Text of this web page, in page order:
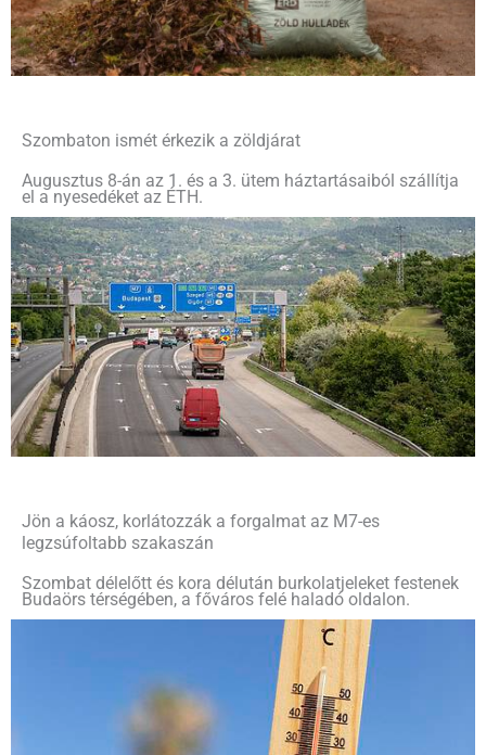
Szombaton ismét érkezik a zöldjárat
Augusztus 8-án az 1. és a 3. ütem háztartásaiból szállítja
el a nyesedéket az ÉTH.
Jön a káosz, korlátozzák a forgalmat az M7-es
legzsúfoltabb szakaszán
Szombat délelőtt és kora délután burkolatjeleket festenek
Budaörs térségében, a főváros felé haladó oldalon.